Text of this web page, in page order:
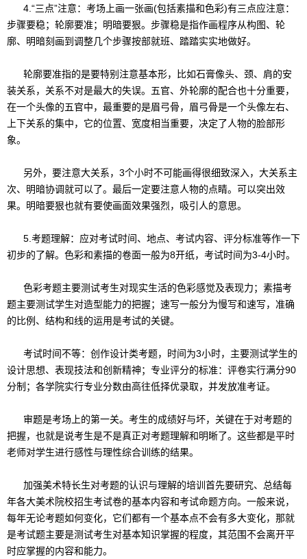
4.“三点”注意：考场上画一张画(包括素描和色彩)有三点应注意：
步骤要稳；轮廓要准；明暗要狠。步骤稳是指作画程序从构图、轮
廓、明暗刻画到调整几个步骤按部就班、踏踏实实地做好。
轮廓要准指的是要特别注意基本形，比如石膏像头、颈、肩的安
装关系，关系不对是最大的失误。五官、外轮廓的配合也十分重要，
在一个头像的五官中，最重要的是眉弓骨，眉弓骨是一个头像左右、
上下关系的集中，它的位置、宽度相当重要，决定了人物的脸部形
象。
另外，要注意大关系，3个小时不可能画得很细致深入，大关系主
次、明暗协调就可以了。最后一定要注意人物的点睛。可以突出效
果。明暗要狠也就有要使画面效果强烈，吸引人的意思。
5.考题理解：应对考试时间、地点、考试内容、评分标准等作一下
初步的了解。色彩和素描的卷面一般为8开纸，考试时间为3-4小时。
色彩考题主要测试考生对现实生活的色彩感觉及表现力；素描考
题主要测试学生对造型能力的把握；速写一般分为慢写和速写，准确
的比例、结构和线的运用是考试的关键。
考试时间不等：创作设计类考题，时间为3小时，主要测试学生的
设计思想、表现技法和创新精神；专业评分的标准：评卷实行满分90
分制；各学院实行专业分数由高往低择优录取，并发放准考证。
审题是考场上的第一关。考生的成绩好与坏，关键在于对考题的
把握，也就是说考生是不是真正对考题理解和明晰了。这些都是平时
老师对学生进行感性与理性综合训练的结果。
加强美术特长生对考题的认识与理解的培训首先要研究、总结每
年各大美术院校招生考试卷的基本内容和考试命题方向。一般来说，
每年无论考题如何变化，它们都有一个基本点不会有多大变化，那就
是考试题主要是测试考生对基本知识掌握的程度，其范围不会离开平
时应掌握的内容和能力。